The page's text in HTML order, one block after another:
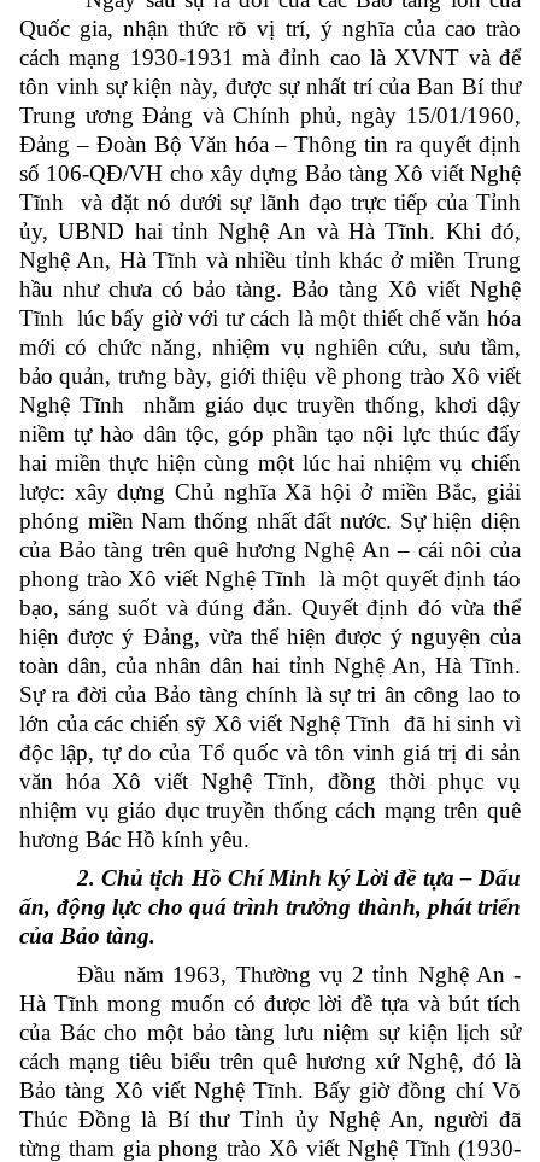
Quốc gia, nhận thức rõ vị trí, ý nghĩa của cao trào
cách mạng 1930-1931 mà đỉnh cao là XVNT và để
tôn vinh sự kiện này, được sự nhất trí của Ban Bí thư
Trung ương Đảng và Chính phủ, ngày 15/01/1960,
Đảng – Đoàn Bộ Văn hóa – Thông tin ra quyết định
số 106-QĐ/VH cho xây dựng Bảo tàng Xô viết Nghệ
Tĩnh và đặt nó dưới sự lãnh đạo trực tiếp của Tỉnh
ủy, UBND hai tỉnh Nghệ An và Hà Tĩnh. Khi đó,
Nghệ An, Hà Tĩnh và nhiều tỉnh khác ở miền Trung
hầu như chưa có bảo tàng. Bảo tàng Xô viết Nghệ
Tĩnh lúc bấy giờ với tư cách là một thiết chế văn hóa
mới có chức năng, nhiệm vụ nghiên cứu, sưu tầm,
bảo quản, trưng bày, giới thiệu về phong trào Xô viết
Nghệ Tĩnh nhằm giáo dục truyền thống, khơi dậy
niềm tự hào dân tộc, góp phần tạo nội lực thúc đẩy
hai miền thực hiện cùng một lúc hai nhiệm vụ chiến
lược: xây dựng Chủ nghĩa Xã hội ở miền Bắc, giải
phóng miền Nam thống nhất đất nước. Sự hiện diện
của Bảo tàng trên quê hương Nghệ An – cái nôi của
phong trào Xô viết Nghệ Tĩnh là một quyết định táo
bạo, sáng suốt và đúng đắn. Quyết định đó vừa thể
hiện được ý Đảng, vừa thể hiện được ý nguyện của
toàn dân, của nhân dân hai tỉnh Nghệ An, Hà Tĩnh.
Sự ra đời của Bảo tàng chính là sự tri ân công lao to
lớn của các chiến sỹ Xô viết Nghệ Tĩnh đã hi sinh vì
độc lập, tự do của Tổ quốc và tôn vinh giá trị di sản
văn hóa Xô viết Nghệ Tĩnh, đồng thời phục vụ
nhiệm vụ giáo dục truyền thống cách mạng trên quê
hương Bác Hồ kính yêu.
2. Chủ tịch Hồ Chí Minh ký Lời đề tựa – Dấu
ấn, động lực cho quá trình trưởng thành, phát triển
của Bảo tàng.
Đầu năm 1963, Thường vụ 2 tỉnh Nghệ An -
Hà Tĩnh mong muốn có được lời đề tựa và bút tích
của Bác cho một bảo tàng lưu niệm sự kiện lịch sử
cách mạng tiêu biểu trên quê hương xứ Nghệ, đó là
Bảo tàng Xô viết Nghệ Tĩnh. Bấy giờ đồng chí Võ
Thúc Đồng là Bí thư Tỉnh ủy Nghệ An, người đã
từng tham gia phong trào Xô viết Nghệ Tĩnh (1930-